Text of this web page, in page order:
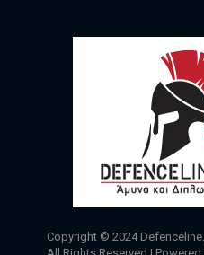
Copyright © 2024